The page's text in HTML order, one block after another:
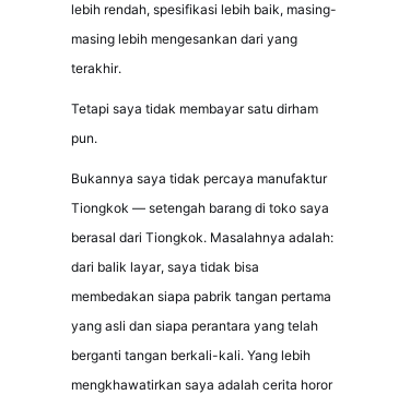
lebih rendah, spesifikasi lebih baik, masing-
masing lebih mengesankan dari yang
terakhir.
Tetapi saya tidak membayar satu dirham
pun.
Bukannya saya tidak percaya manufaktur
Tiongkok — setengah barang di toko saya
berasal dari Tiongkok. Masalahnya adalah:
dari balik layar, saya tidak bisa
membedakan siapa pabrik tangan pertama
yang asli dan siapa perantara yang telah
berganti tangan berkali-kali. Yang lebih
mengkhawatirkan saya adalah cerita horor